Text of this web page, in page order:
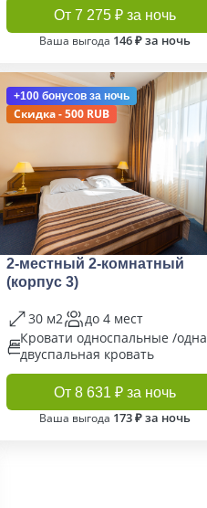
От 7 275 ₽ за ночь
Ваша выгода 146 ₽ за ночь
+100 бонусов за ночь
Скидка - 500 RUB
2-местный 2-комнатный
(корпус 3)
30 м2
до 4 мест
Кровати односпальные /одна
двуспальная кровать
От 8 631 ₽ за ночь
Ваша выгода 173 ₽ за ночь